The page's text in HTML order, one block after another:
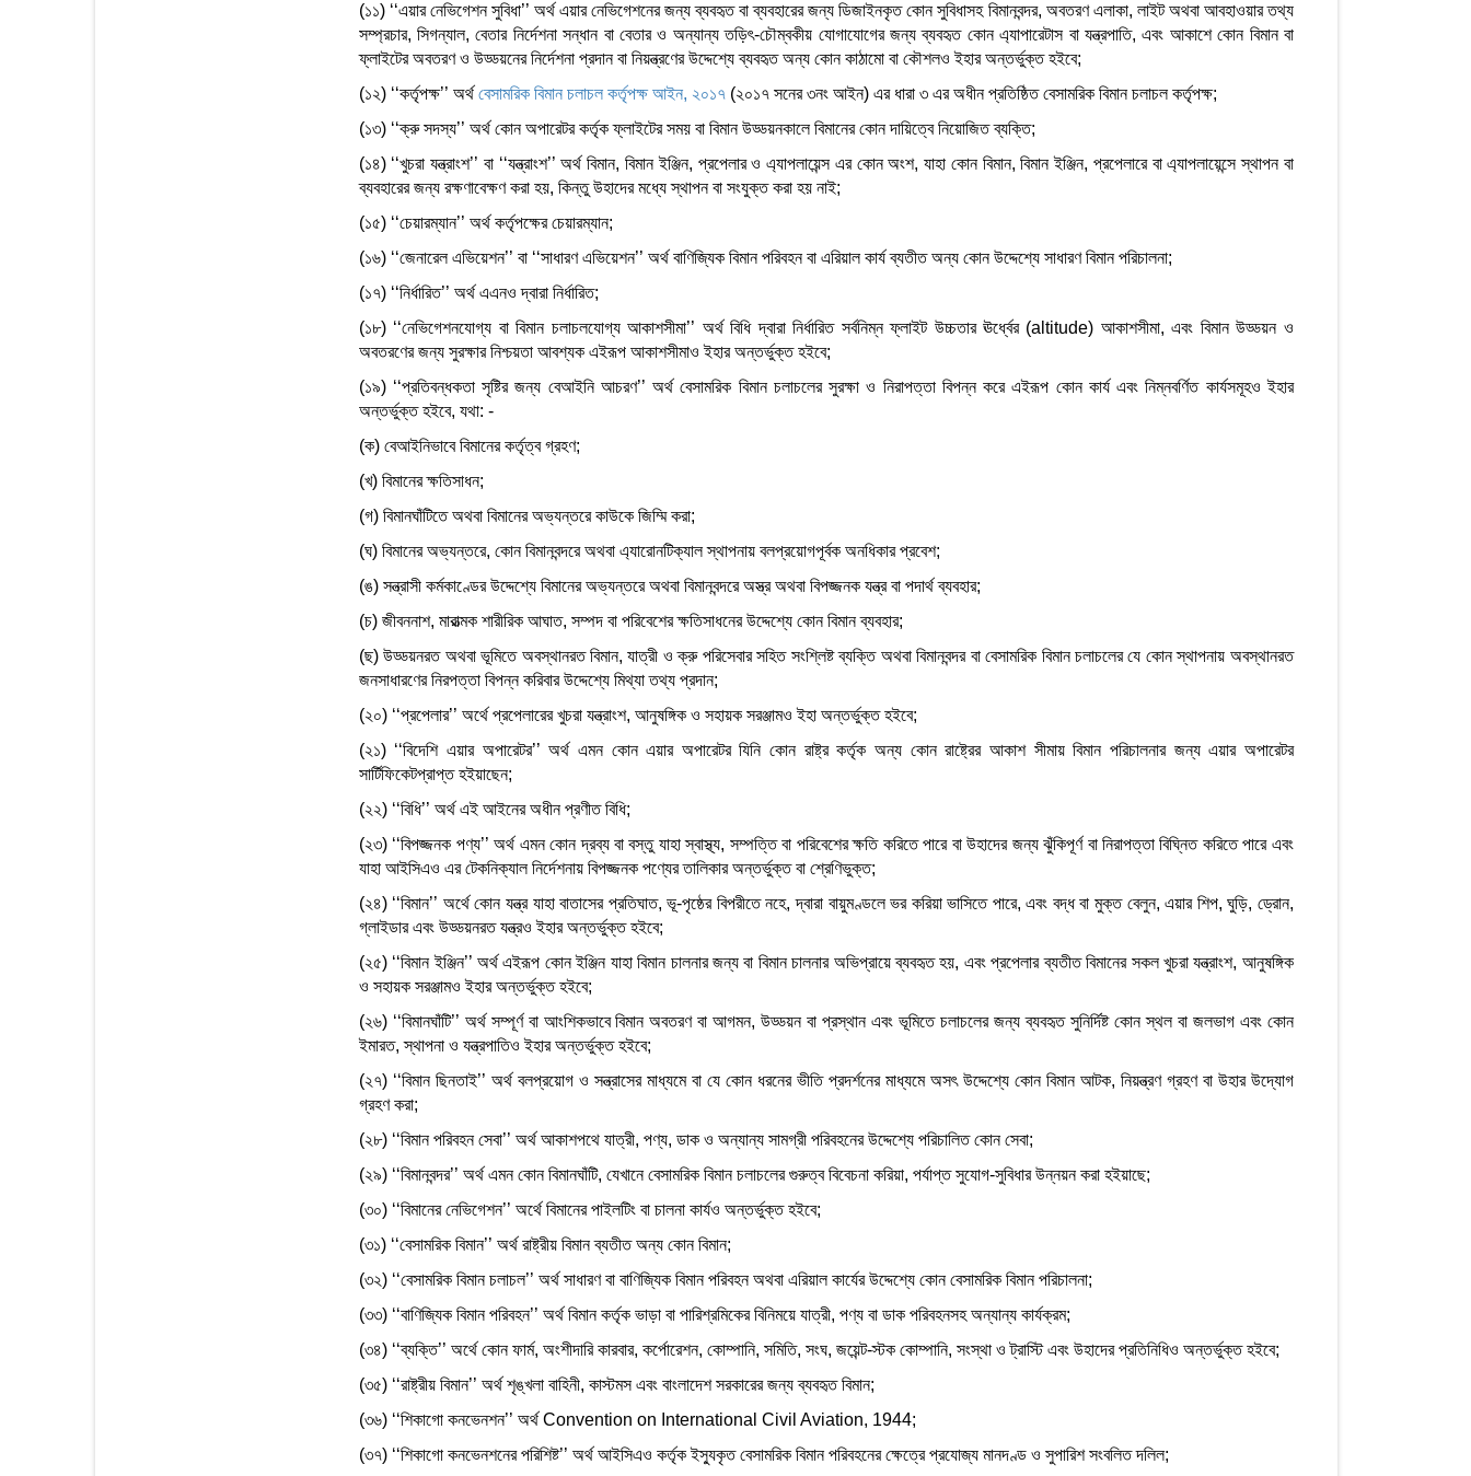
(১১) ‘‘এয়ার নেভিগেশন সুবিধা’’ অর্থ এয়ার নেভিগেশনের জন্য ব্যবহৃত বা ব্যবহারের জন্য ডিজাইনকৃত কোন সুবিধাসহ বিমানবন্দর, অবতরণ এলাকা, লাইট অথবা আবহাওয়ার তথ্য
সম্প্রচার, সিগন্যাল, বেতার নির্দেশনা সন্ধান বা বেতার ও অন্যান্য তড়িৎ-চৌম্বকীয় যোগাযোগের জন্য ব্যবহৃত কোন এ্যাপারেটাস বা যন্ত্রপাতি, এবং আকাশে কোন বিমান বা
ফ্লাইটের অবতরণ ও উড্ডয়নের নির্দেশনা প্রদান বা নিয়ন্ত্রণের উদ্দেশ্যে ব্যবহৃত অন্য কোন কাঠামো বা কৌশলও ইহার অন্তর্ভুক্ত হইবে;
(১২) ‘‘কর্তৃপক্ষ’’ অর্থ বেসামরিক বিমান চলাচল কর্তৃপক্ষ আইন, ২০১৭(২০১৭ সনের ৩নং আইন) এর ধারা ৩ এর অধীন প্রতিষ্ঠিত বেসামরিক বিমান চলাচল কর্তৃপক্ষ;
(১৩) ‘‘ক্রু সদস্য’’ অর্থ কোন অপারেটর কর্তৃক ফ্লাইটের সময় বা বিমান উড্ডয়নকালে বিমানের কোন দায়িত্বে নিয়োজিত ব্যক্তি;
(১৪) ‘‘খুচরা যন্ত্রাংশ’’ বা ‘‘যন্ত্রাংশ’’ অর্থ বিমান, বিমান ইঞ্জিন, প্রপেলার ও এ্যাপলায়েন্স এর কোন অংশ, যাহা কোন বিমান, বিমান ইঞ্জিন, প্রপেলারে বা এ্যাপলায়েন্সে স্থাপন বা
ব্যবহারের জন্য রক্ষণাবেক্ষণ করা হয়, কিন্তু উহাদের মধ্যে স্থাপন বা সংযুক্ত করা হয় নাই;
(১৫) ‘‘চেয়ারম্যান’’ অর্থ কর্তৃপক্ষের চেয়ারম্যান;
(১৬) ‘‘জেনারেল এভিয়েশন’’ বা ‘‘সাধারণ এভিয়েশন’’ অর্থ বাণিজ্যিক বিমান পরিবহন বা এরিয়াল কার্য ব্যতীত অন্য কোন উদ্দেশ্যে সাধারণ বিমান পরিচালনা;
(১৭) ‘‘নির্ধারিত’’ অর্থ এএনও দ্বারা নির্ধারিত;
(১৮) ‘‘নেভিগেশনযোগ্য বা বিমান চলাচলযোগ্য আকাশসীমা’’ অর্থ বিধি দ্বারা নির্ধারিত সর্বনিম্ন ফ্লাইট উচ্চতার ঊর্ধ্বের (altitude) আকাশসীমা, এবং বিমান উড্ডয়ন ও
অবতরণের জন্য সুরক্ষার নিশ্চয়তা আবশ্যক এইরূপ আকাশসীমাও ইহার অন্তর্ভুক্ত হইবে;
(১৯) ‘‘প্রতিবন্ধকতা সৃষ্টির জন্য বেআইনি আচরণ’’ অর্থ বেসামরিক বিমান চলাচলের সুরক্ষা ও নিরাপত্তা বিপন্ন করে এইরূপ কোন কার্য এবং নিম্নবর্ণিত কার্যসমূহও ইহার
অন্তর্ভুক্ত হইবে, যথা: -
(ক) বেআইনিভাবে বিমানের কর্তৃত্ব গ্রহণ;
(খ) বিমানের ক্ষতিসাধন;
(গ) বিমানঘাঁটিতে অথবা বিমানের অভ্যন্তরে কাউকে জিম্মি করা;
(ঘ) বিমানের অভ্যন্তরে, কোন বিমানবন্দরে অথবা এ্যারোনটিক্যাল স্থাপনায় বলপ্রয়োগপূর্বক অনধিকার প্রবেশ;
(ঙ) সন্ত্রাসী কর্মকাণ্ডের উদ্দেশ্যে বিমানের অভ্যন্তরে অথবা বিমানবন্দরে অস্ত্র অথবা বিপজ্জনক যন্ত্র বা পদার্থ ব্যবহার;
(চ) জীবননাশ, মারাত্মক শারীরিক আঘাত, সম্পদ বা পরিবেশের ক্ষতিসাধনের উদ্দেশ্যে কোন বিমান ব্যবহার;
(ছ) উড্ডয়নরত অথবা ভূমিতে অবস্থানরত বিমান, যাত্রী ও ক্রু পরিসেবার সহিত সংশ্লিষ্ট ব্যক্তি অথবা বিমানবন্দর বা বেসামরিক বিমান চলাচলের যে কোন স্থাপনায় অবস্থানরত
জনসাধারণের নিরপত্তা বিপন্ন করিবার উদ্দেশ্যে মিথ্যা তথ্য প্রদান;
(২০) ‘‘প্রপেলার’’ অর্থে প্রপেলারের খুচরা যন্ত্রাংশ, আনুষঙ্গিক ও সহায়ক সরঞ্জামও ইহা অন্তর্ভুক্ত হইবে;
(২১) ‘‘বিদেশি এয়ার অপারেটর’’ অর্থ এমন কোন এয়ার অপারেটর যিনি কোন রাষ্ট্র কর্তৃক অন্য কোন রাষ্ট্রের আকাশ সীমায় বিমান পরিচালনার জন্য এয়ার অপারেটর
সার্টিফিকেটপ্রাপ্ত হইয়াছেন;
(২২) ‘‘বিধি’’ অর্থ এই আইনের অধীন প্রণীত বিধি;
(২৩) ‘‘বিপজ্জনক পণ্য’’ অর্থ এমন কোন দ্রব্য বা বস্তু যাহা স্বাস্থ্য, সম্পত্তি বা পরিবেশের ক্ষতি করিতে পারে বা উহাদের জন্য ঝুঁকিপূর্ণ বা নিরাপত্তা বিঘ্নিত করিতে পারে এবং
যাহা আইসিএও এর টেকনিক্যাল নির্দেশনায় বিপজ্জনক পণ্যের তালিকার অন্তর্ভুক্ত বা শ্রেণিভুক্ত;
(২৪) ‘‘বিমান’’ অর্থে কোন যন্ত্র যাহা বাতাসের প্রতিঘাত, ভূ-পৃষ্ঠের বিপরীতে নহে, দ্বারা বায়ুমণ্ডলে ভর করিয়া ভাসিতে পারে, এবং বদ্ধ বা মুক্ত বেলুন, এয়ার শিপ, ঘুড়ি, ড্রোন,
গ্লাইডার এবং উড্ডয়নরত যন্ত্রও ইহার অন্তর্ভুক্ত হইবে;
(২৫) ‘‘বিমান ইঞ্জিন’’ অর্থ এইরূপ কোন ইঞ্জিন যাহা বিমান চালনার জন্য বা বিমান চালনার অভিপ্রায়ে ব্যবহৃত হয়, এবং প্রপেলার ব্যতীত বিমানের সকল খুচরা যন্ত্রাংশ, আনুষঙ্গিক
ও সহায়ক সরঞ্জামও ইহার অন্তর্ভুক্ত হইবে;
(২৬) ‘‘বিমানঘাঁটি’’ অর্থ সম্পূর্ণ বা আংশিকভাবে বিমান অবতরণ বা আগমন, উড্ডয়ন বা প্রস্থান এবং ভূমিতে চলাচলের জন্য ব্যবহৃত সুনির্দিষ্ট কোন স্থল বা জলভাগ এবং কোন
ইমারত, স্থাপনা ও যন্ত্রপাতিও ইহার অন্তর্ভুক্ত হইবে;
(২৭) ‘‘বিমান ছিনতাই’’ অর্থ বলপ্রয়োগ ও সন্ত্রাসের মাধ্যমে বা যে কোন ধরনের ভীতি প্রদর্শনের মাধ্যমে অসৎ উদ্দেশ্যে কোন বিমান আটক, নিয়ন্ত্রণ গ্রহণ বা উহার উদ্যোগ
গ্রহণ করা;
(২৮) ‘‘বিমান পরিবহন সেবা’’ অর্থ আকাশপথে যাত্রী, পণ্য, ডাক ও অন্যান্য সামগ্রী পরিবহনের উদ্দেশ্যে পরিচালিত কোন সেবা;
(২৯) ‘‘বিমানবন্দর’’ অর্থ এমন কোন বিমানঘাঁটি, যেখানে বেসামরিক বিমান চলাচলের গুরুত্ব বিবেচনা করিয়া, পর্যাপ্ত সুযোগ-সুবিধার উন্নয়ন করা হইয়াছে;
(৩০) ‘‘বিমানের নেভিগেশন’’ অর্থে বিমানের পাইলটিং বা চালনা কার্যও অন্তর্ভুক্ত হইবে;
(৩১) ‘‘বেসামরিক বিমান’’ অর্থ রাষ্ট্রীয় বিমান ব্যতীত অন্য কোন বিমান;
(৩২) ‘‘বেসামরিক বিমান চলাচল’’ অর্থ সাধারণ বা বাণিজ্যিক বিমান পরিবহন অথবা এরিয়াল কার্যের উদ্দেশ্যে কোন বেসামরিক বিমান পরিচালনা;
(৩৩) ‘‘বাণিজ্যিক বিমান পরিবহন’’ অর্থ বিমান কর্তৃক ভাড়া বা পারিশ্রমিকের বিনিময়ে যাত্রী, পণ্য বা ডাক পরিবহনসহ অন্যান্য কার্যক্রম;
(৩৪) ‘‘ব্যক্তি’’ অর্থে কোন ফার্ম, অংশীদারি কারবার, কর্পোরেশন, কোম্পানি, সমিতি, সংঘ, জয়েন্ট-স্টক কোম্পানি, সংস্থা ও ট্রাস্টি এবং উহাদের প্রতিনিধিও অন্তর্ভুক্ত হইবে;
(৩৫) ‘‘রাষ্ট্রীয় বিমান’’ অর্থ শৃঙ্খলা বাহিনী, কাস্টমস এবং বাংলাদেশ সরকারের জন্য ব্যবহৃত বিমান;
(৩৬) ‘‘শিকাগো কনভেনশন’’ অর্থ Convention on International Civil Aviation, 1944;
(৩৭) ‘‘শিকাগো কনভেনশনের পরিশিষ্ট’’ অর্থ আইসিএও কর্তৃক ইস্যুকৃত বেসামরিক বিমান পরিবহনের ক্ষেত্রে প্রযোজ্য মানদণ্ড ও সুপারিশ সংবলিত দলিল;